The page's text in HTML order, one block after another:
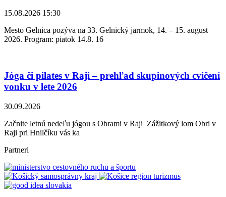
15.08.2026 15:30
Mesto Gelnica pozýva na 33. Gelnický jarmok, 14. – 15. august
2026. Program: piatok 14.8. 16
Jóga či pilates v Raji – prehľad skupinových cvičení
vonku v lete 2026
30.09.2026
Začnite letnú nedeľu jógou s Obrami v Raji Zážitkový lom Obri v
Raji pri Hnilčíku vás ka
Partneri